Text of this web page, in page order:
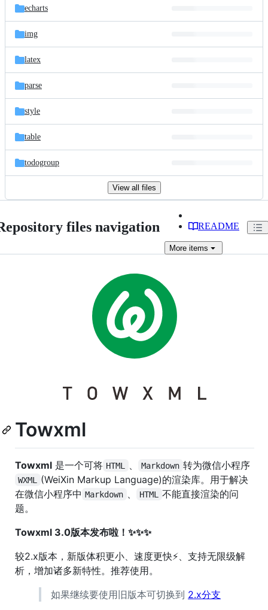
echarts
img
latex
parse
style
table
todogroup
View all files
files navigation README
More items
Towxml
Towxml 是一个可将 HTML Markdown 转为微信小程序
WXML
(WeiXin Markup Language)的渲染库。用于解决
在微信小程序中 Markdown HTML
不能直接渲染的问
题。
Towxml 3.0版本发布啦！✨✨✨
较2.x版本，新版体积更小、速度更快⚡️、支持无限级解
析，增加诸多新特性。推荐使用。
如果继续要使用旧版本可切换到 2.x分支